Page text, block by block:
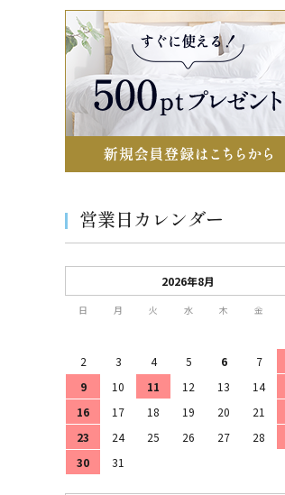
営業日カレンダー
2026年8月
日 月 火 水 木 金
2
3 4 5 6 7
9
10 11 12 13 14
16
17 18 19 20 21
23
24 25 26 27 28
30
31